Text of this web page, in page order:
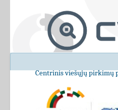
Centrinis viešųjų pirkimų